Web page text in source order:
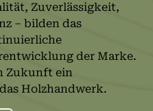
Zuverlässigkeit,
– bilden das
der Marke.
Zukunft ein
Holzhandwerk.